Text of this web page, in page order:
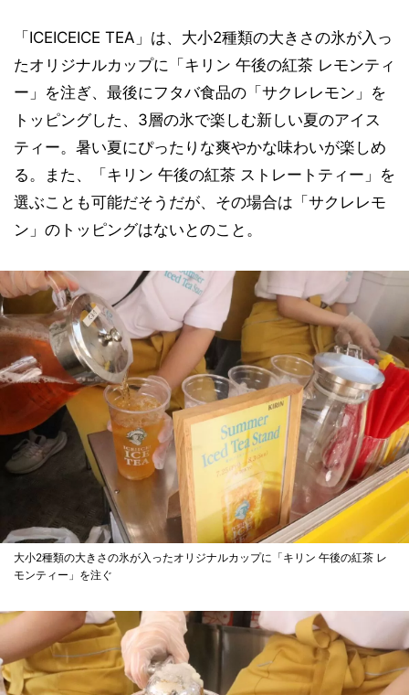
「ICEICEICE TEA」は、大小2種類の大きさの氷が入っ
たオリジナルカップに「キリン 午後の紅茶 レモンティ
ー」を注ぎ、最後にフタバ食品の「サクレレモン」を
トッピングした、3層の氷で楽しむ新しい夏のアイス
ティー。暑い夏にぴったりな爽やかな味わいが楽しめ
る。また、「キリン 午後の紅茶 ストレートティー」を
選ぶことも可能だそうだが、その場合は「サクレレモ
ン」のトッピングはないとのこと。
大小2種類の大きさの氷が入ったオリジナルカップに「キリン 午後の紅茶 レ
モンティー」を注ぐ